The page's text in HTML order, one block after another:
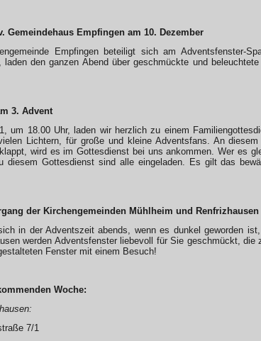
Gemeindehaus Empfingen am 10. Dezember
Empfingen beteiligt sich am Adventsfenster-
den ganzen Abend über geschmückte und
3. Advent
um 18.00 Uhr, laden wir herzlich zu einem
Lichtern, für große und kleine Adventsfans. An
wird es im Gottesdienst bei uns ankommen. Wer es
diesem Gottesdienst sind alle eingeladen. Es gilt das
der Kirchengemeinden Mühlheim und Renfrizhausen
in der Adventszeit abends, wenn es dunkel geworden
werden Adventsfenster liebevoll für Sie geschmückt,
Fenster mit einem Besuch!
Woche:
7/1